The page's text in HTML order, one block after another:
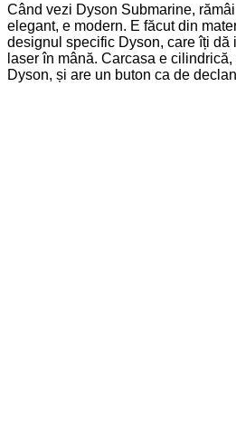
Când vezi Dyson Submarine,
elegant, e modern. E făcut din
designul specific Dyson, care îți dă
laser în mână. Carcasa e
Dyson, și are un buton ca de